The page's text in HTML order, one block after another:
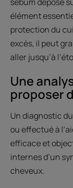
élément
protection du
excès, il peut
aller jusqu’à
Une
proposer
Un diagnostic
ou effectué à
efficace et
internes d’un
cheveux.